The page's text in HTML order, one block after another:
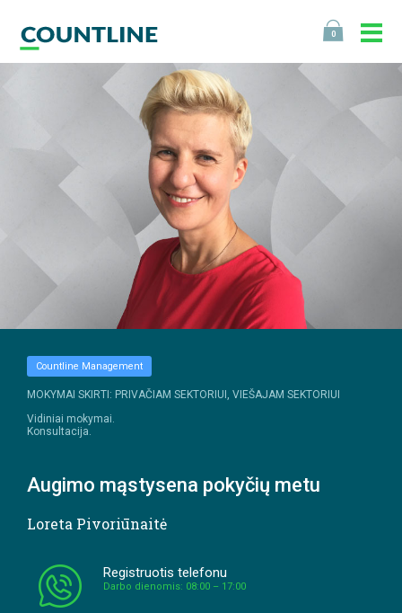
0
Countline Management
MOKYMAI SKIRTI: PRIVAČIAM SEKTORIUI, VIEŠAJAM SEKTORIUI
Vidiniai mokymai.
Konsultacija.
Augimo mąstysena pokyčių metu
Loreta Pivoriūnaitė
Registruotis telefonu
Darbo dienomis: 08:00 – 17:00